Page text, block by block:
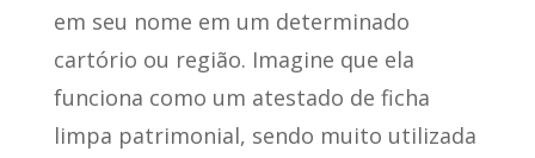
em seu nome em um determinado
cartório ou região. Imagine que ela
funciona como um atestado de ficha
limpa patrimonial, sendo muito utilizada